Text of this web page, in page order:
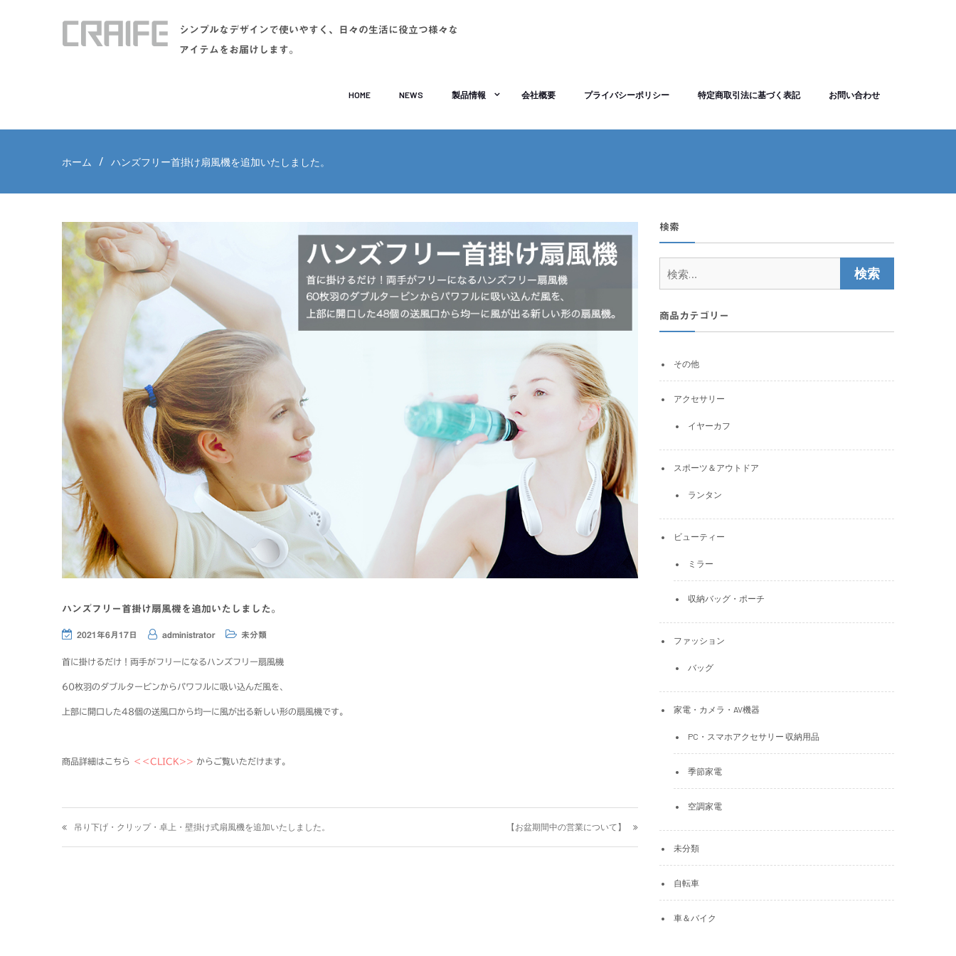
シンプルなデザインで使いやすく、日々の生活に役立つ様々な
アイテムをお届けします。
HOME NEWS 製品情報 会社概要 プライバシーポリシー 特定商取引法に基づく表記 お問い合わせ
ホーム ハンズフリー首掛け扇風機を追加いたしました。
ハンズフリー首掛け扇風機を追加いたしました。
2021年6月17日 administrator 未分類
首に掛けるだけ！両手がフリーになるハンズフリー扇風機
60枚羽のダブルタービンからパワフルに吸い込んだ風を、
上部に開口した48個の送風口から均一に風が出る新しい形の扇風機です。
商品詳細はこちら ＜＜CLICK>> からご覧いただけます。
稿
ナ
吊り下げ・クリップ・卓上・壁掛け式扇風機を追加いたしました。 【お盆期間中の営業について】
検索
商品カテゴリー
その他
アクセサリー
イヤーカフ
スポーツ＆アウトドア
ランタン
ビューティー
ミラー
収納バッグ・ポーチ
ファッション
バッグ
家電・カメラ・AV機器
PC・スマホアクセサリー 収納用品
季節家電
空調家電
未分類
自転車
車＆バイク